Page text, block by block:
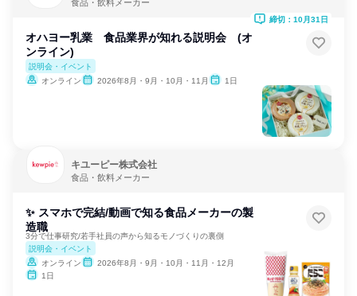
食品・飲料メーカー
オハヨー乳業 食品業界が知れる説明会 (オ
ンライン)
説明会・イベント
オンライン
2026年8月・9月・10月・11月 1日
締切：10月31日
キユーピー株式会社
食品・飲料メーカー
✨ スマホで完結/動画で知る食品メーカーの製
造職
3分で仕事研究/若手社員の声から知るモノづくりの裏側
説明会・イベント
オンライン
2026年8月・9月・10月・11月・12月
1日